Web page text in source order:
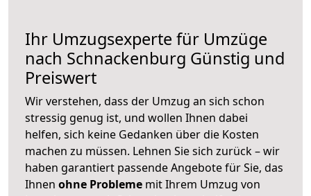
Ihr Umzugsexperte für Umzüge
nach Schnackenburg Günstig und
Preiswert
Wir verstehen, dass der Umzug an sich schon
stressig genug ist, und wollen Ihnen dabei
helfen, sich keine Gedanken über die Kosten
machen zu müssen. Lehnen Sie sich zurück – wir
haben garantiert passende Angebote für Sie, das
Ihnen ohne Probleme mit Ihrem Umzug von